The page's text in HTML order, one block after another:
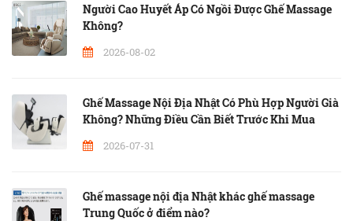
Người Cao Huyết Áp Có Ngồi Được Ghế Massage
Không?
2026-08-02
Ghế Massage Nội Địa Nhật Có Phù Hợp Người Già
Không? Những Điều Cần Biết Trước Khi Mua
2026-07-31
Ghế massage nội địa Nhật khác ghế massage
Trung Quốc ở điểm nào?